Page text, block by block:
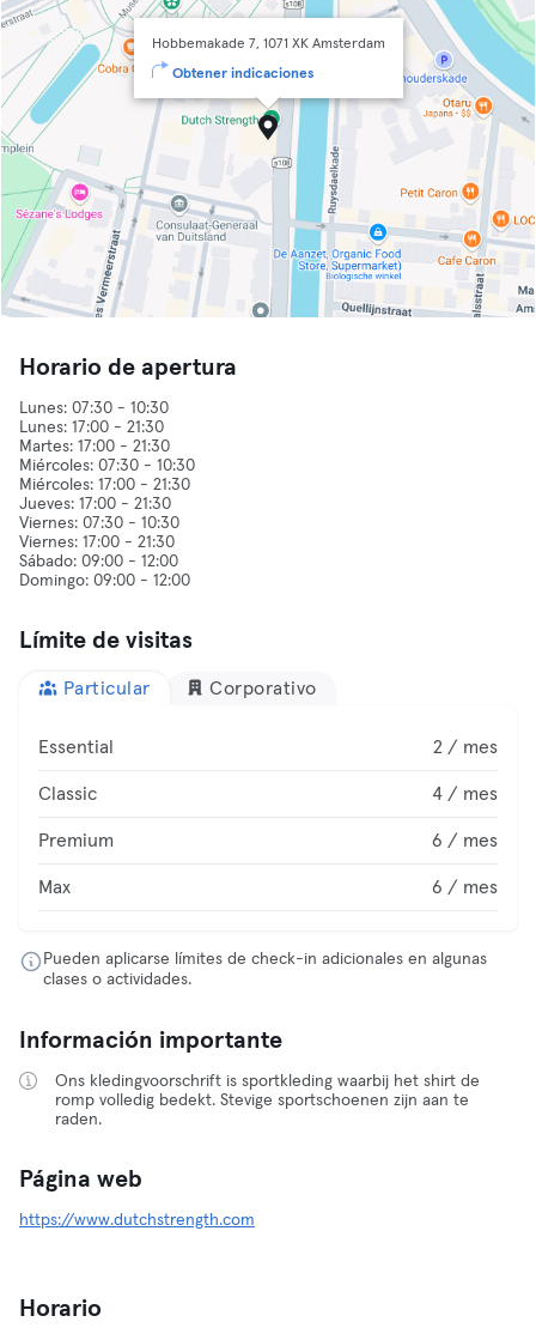
Hobbemakade 7, 1071 XK Amsterdam
Obtener indicaciones
Horario de apertura
Lunes: 07:30 - 10:30
Lunes: 17:00 - 21:30
Martes: 17:00 - 21:30
Miércoles: 07:30 - 10:30
Miércoles: 17:00 - 21:30
Jueves: 17:00 - 21:30
Viernes: 07:30 - 10:30
Viernes: 17:00 - 21:30
Sábado: 09:00 - 12:00
Límite de visitas
Particular Corporativo
Essential 2 / mes
Classic 4 / mes
Premium 6 / mes
Max 6 / mes
Pueden aplicarse límites de check-in adicionales en algunas
clases o actividades.
Información importante
Ons kledingvoorschrift is sportkleding waarbij het shirt de
romp volledig bedekt. Stevige sportschoenen zijn aan te
raden.
Página web
https://www.dutchstrength.com
Horario